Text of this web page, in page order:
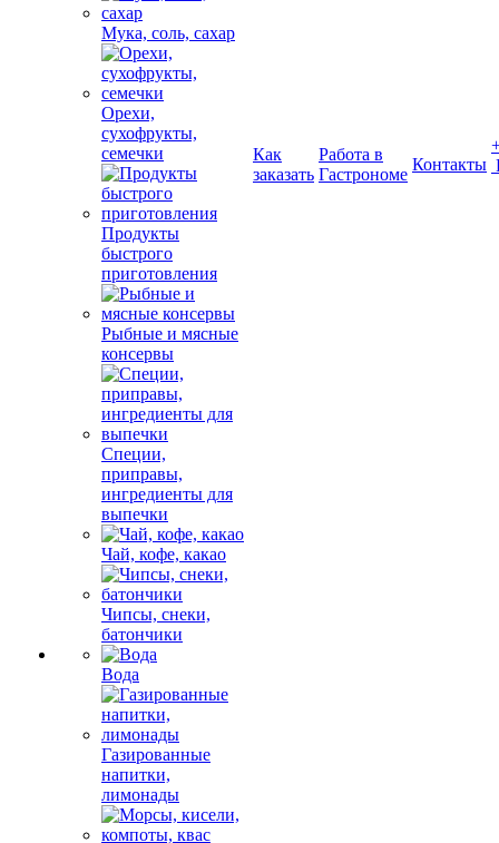
Мука, соль, сахар
Орехи,
сухофрукты,
семечки
Продукты
быстрого
приготовления
Рыбные и мясные
консервы
Специи,
приправы,
ингредиенты для
выпечки
Чай, кофе, какао
Чипсы, снеки,
батончики
Вода
Газированные
напитки,
лимонады
Как
заказать
Работа в
Гастрономе
Контакты